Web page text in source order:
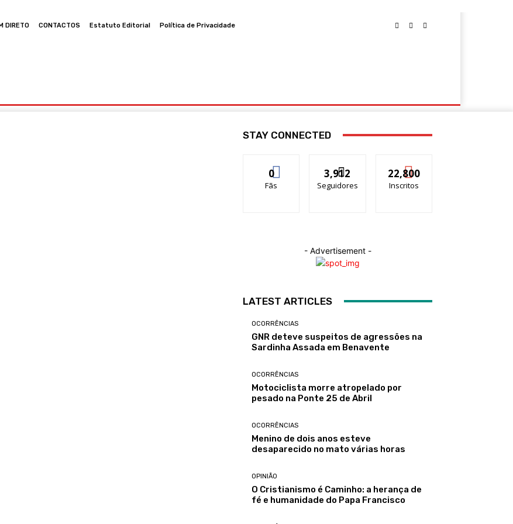
DIRETO CONTACTOS Estatuto Editorial Política de Privacidade
STAY CONNECTED
0
Fãs
3,912
Seguidores
22,800
Inscritos
- Advertisement -
LATEST ARTICLES
OCORRÊNCIAS
GNR deteve suspeitos de agressões na
Sardinha Assada em Benavente
OCORRÊNCIAS
Motociclista morre atropelado por
pesado na Ponte 25 de Abril
OCORRÊNCIAS
Menino de dois anos esteve
desaparecido no mato várias horas
OPINIÃO
O Cristianismo é Caminho: a herança de
fé e humanidade do Papa Francisco